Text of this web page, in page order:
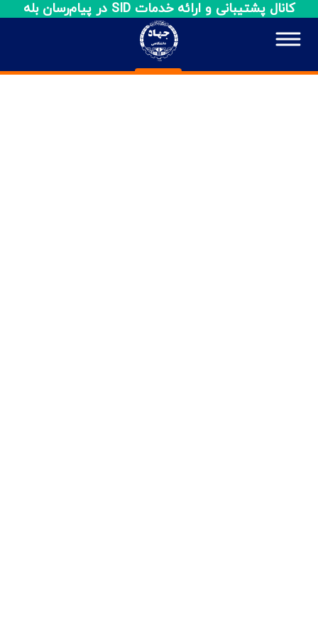
کانال پشتیبانی و ارائه خدمات SID در پیام‌رسان بله